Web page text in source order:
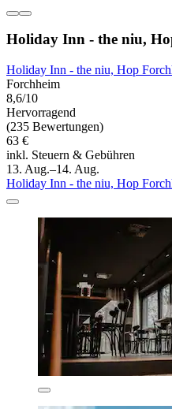
Holiday Inn - the niu,
Holiday Inn - the niu, Hop
Forchheim
8,6/10
Hervorragend
(235 Bewertungen)
63 €
inkl. Steuern & Gebühren
13. Aug.–14. Aug.
Holiday Inn - the niu, Hop